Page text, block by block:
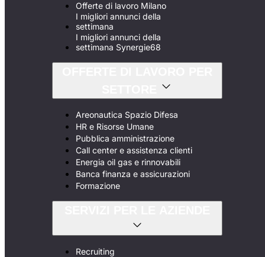
Offerte di lavoro Milano
I migliori annunci della
settimana
I migliori annunci della
settimana Synergie68
Areonautica Spazio Difesa
HR e Risorse Umane
Pubblica amministrazione
Call center e assistenza clienti
Energia oil gas e rinnovabili
Banca finanza e assicurazioni
Formazione
Recruiting